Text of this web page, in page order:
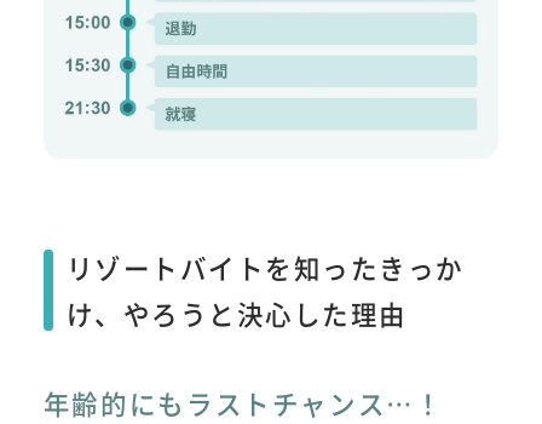
リゾートバイトを知ったきっか
け、やろうと決心した理由
年齢的にもラストチャンス…！